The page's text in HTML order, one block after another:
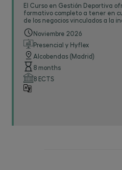
El Curso en Gestión Deportiva
formativo completo a tener en
de los negocios vinculados a la
Noviembre 2026
Presencial y Hyflex
Alcobendas (Madrid)
8 months
8 ECTS